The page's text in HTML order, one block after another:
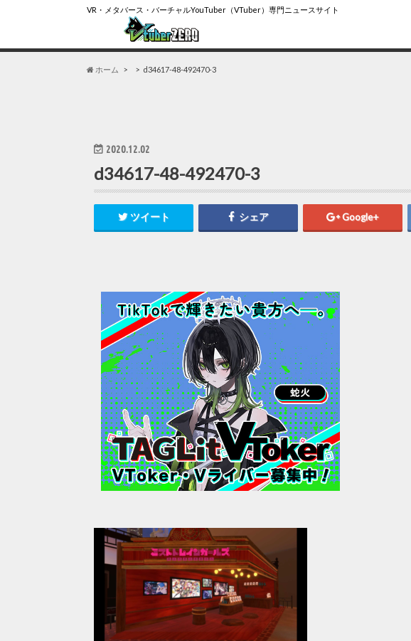
VR・メタバース・バーチャルYouTuber（VTuber）専門ニュースサイト
ホーム d34617-48-492470-3
2020.12.02
d34617-48-492470-3
ツイート シェア Google+